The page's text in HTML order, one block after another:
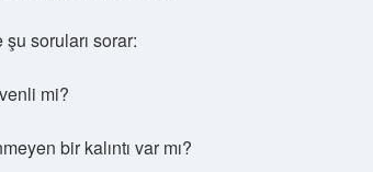
soruları sorar:
mi?
bir kalıntı var mı?